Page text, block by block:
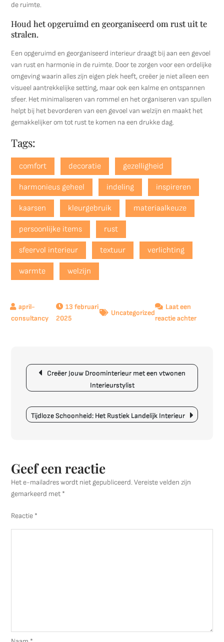
de ruimte.
Houd het opgeruimd en georganiseerd om rust uit te
stralen.
Een opgeruimd en georganiseerd interieur draagt bij aan een gevoel
van rust en harmonie in de ruimte. Door te zorgen voor een ordelijke
omgeving waarin alles zijn eigen plek heeft, creëer je niet alleen een
visueel aantrekkelijke setting, maar ook een kalme en ontspannen
sfeer. Het minimaliseren van rommel en het organiseren van spullen
helpt bij het bevorderen van een gevoel van welzijn en maakt het
gemakkelijker om tot rust te komen na een drukke dag.
Tags:
comfort decoratie gezelligheid
harmonieus geheel indeling inspireren
kaarsen kleurgebruik materiaalkeuze
persoonlijke items rust
sfeervol interieur textuur verlichting
warmte welzijn
13 februari
2025
Uncategorized
Laat een
reactie achterop
en
Interieur:
en
Berichtnavigatie
Creëer Jouw Droominterieur met een vtwonen
Interieurstylist
Tijdloze Schoonheid: Het Rustiek Landelijk Interieur
Geef een reactie
Het e-mailadres wordt niet gepubliceerd. Vereiste velden zijn
gemarkeerd met *
Reactie *